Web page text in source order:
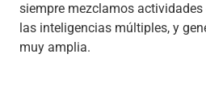
siempre mezclamos
las inteligencias múltiples, y
muy amplia.